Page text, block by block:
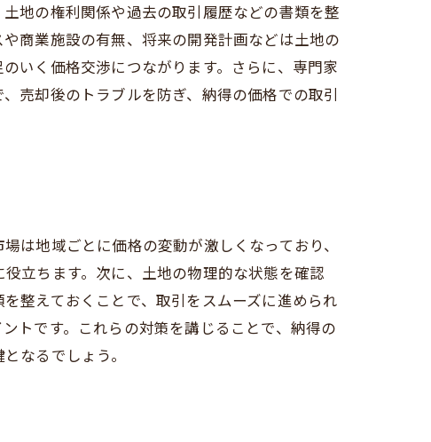
地の権利関係や過去の取引履歴などの書類を整
商業施設の有無、将来の開発計画などは土地の
いく価格交渉につながります。さらに、専門家
売却後のトラブルを防ぎ、納得の価格での取引
は地域ごとに価格の変動が激しくなっており、
立ちます。次に、土地の物理的な状態を確認
整えておくことで、取引をスムーズに進められ
トです。これらの対策を講じることで、納得の
なるでしょう。